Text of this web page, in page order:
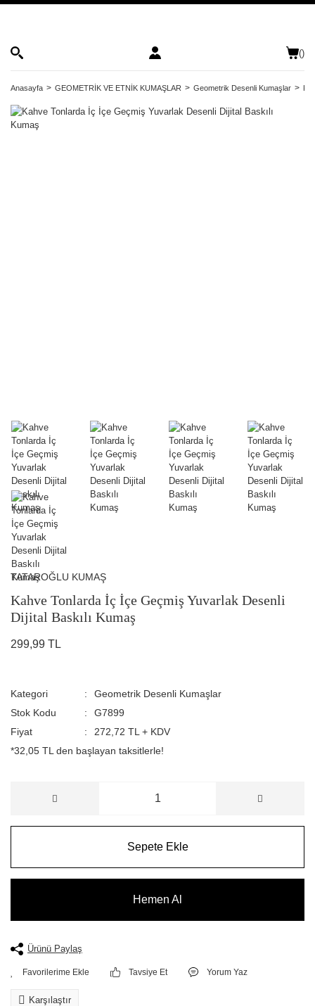
()
Anasayfa GEOMETRİK VE ETNİK KUMAŞLAR Geometrik Desenli Kumaşlar
TATAROĞLU KUMAŞ
Kahve Tonlarda İç İçe Geçmiş Yuvarlak Desenli
Dijital Baskılı Kumaş
299,99 TL
Kategori
Geometrik Desenli Kumaşlar
Stok Kodu
G7899
Fiyat
272,72 TL + KDV
*32,05 TL den başlayan taksitlerle!
Sepete Ekle
Hemen Al
Ürünü Paylaş
Tavsiye Et Yorum Yaz
Karşılaştır